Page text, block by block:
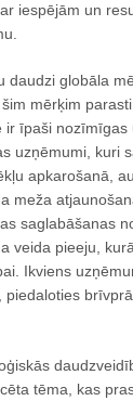
iespējām un
daudzi globāla
mērķim
īpaši nozīmīgas
uzņēmumi, kuri
apkarošanā,
meža
saglabāšanas
veida pieeju,
Ikviens
tēma, kas